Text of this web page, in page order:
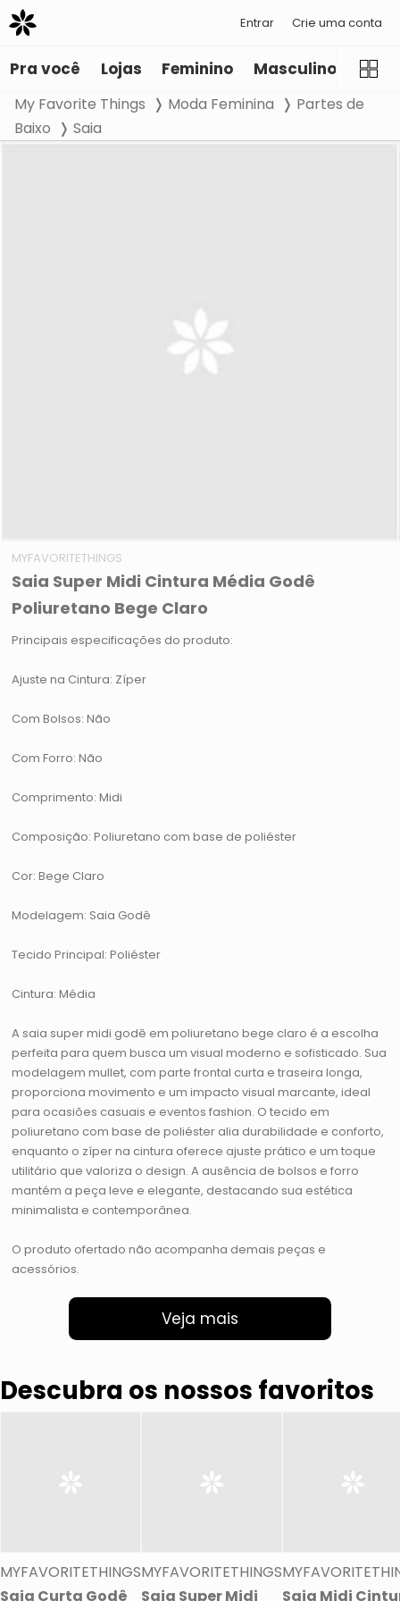
Entrar Crie uma conta
Pra você Lojas Feminino Masculino
My Favorite Things Moda Feminina
Partes de
Baixo
Saia
MYFAVORITETHINGS
Saia Super Midi Cintura Média Godê
Poliuretano Bege Claro
Principais especificações do produto:
Ajuste na Cintura: Zíper
Com Bolsos: Não
Com Forro: Não
Comprimento: Midi
Composição: Poliuretano com base de poliéster
Cor: Bege Claro
Modelagem: Saia Godê
Tecido Principal: Poliéster
Cintura: Média
A saia super midi godê em poliuretano bege claro é a escolha
perfeita para quem busca um visual moderno e sofisticado. Sua
modelagem mullet, com parte frontal curta e traseira longa,
proporciona movimento e um impacto visual marcante, ideal
para ocasiões casuais e eventos fashion. O tecido em
poliuretano com base de poliéster alia durabilidade e conforto,
enquanto o zíper na cintura oferece ajuste prático e um toque
utilitário que valoriza o design. A ausência de bolsos e forro
mantém a peça leve e elegante, destacando sua estética
minimalista e contemporânea.
O produto ofertado não acompanha demais peças e
acessórios.
Veja mais
Descubra os nossos favoritos
MYFAVORITETHINGS
Saia Curta Godê
MYFAVORITETHINGS
Saia Super Midi
Saia Midi